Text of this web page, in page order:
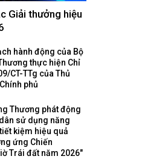
Giải thưởng hiệu
hành động của Bộ
thực hiện Chỉ
CT-TTg của Thủ
phủ
Thương phát động
sử dụng năng
kiệm hiệu quả
ứng Chiến
Trái đất năm 2026"